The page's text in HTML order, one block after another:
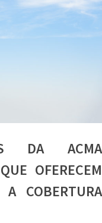
DA ACMA
OFERECEM
COBERTURA